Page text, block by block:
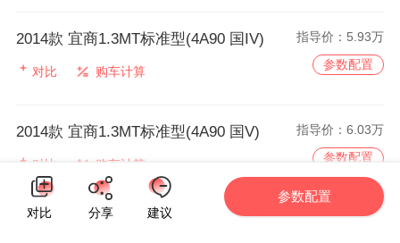
2014款 宜商1.3MT标准型(4A90 国IV) 指导价： 5.93万
对比 购车计算 参数配置
2014款 宜商1.3MT标准型(4A90 国V) 指导价：6.03万
对比 购车计算 参数配置
对比 分享 建议
参数配置